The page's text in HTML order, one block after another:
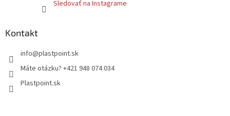
Sledovať na Instagrame
Kontakt
info@plastpoint.sk
Máte otázku? +421 948 074 034
Plastpoint.sk